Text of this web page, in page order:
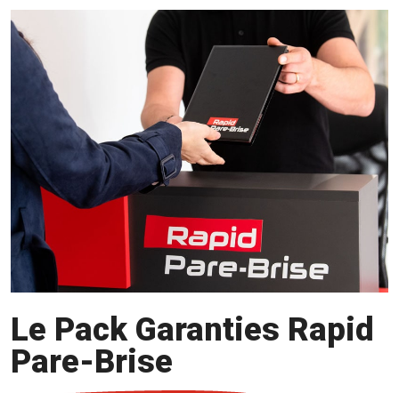
Le Pack Garanties Rapid
Pare-Brise